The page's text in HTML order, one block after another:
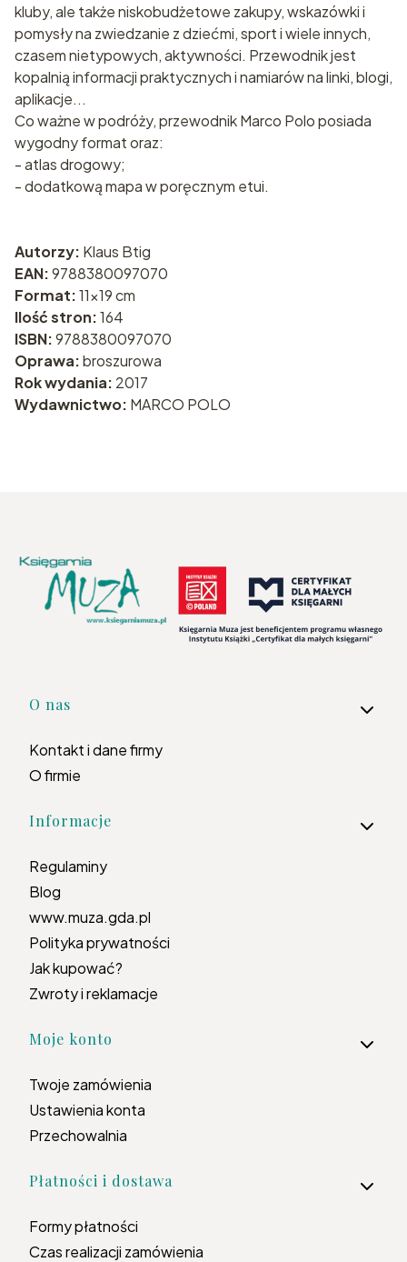
kluby, ale także niskobudżetowe zakupy, wskazówki i
pomysły na zwiedzanie z dziećmi, sport i wiele innych,
czasem nietypowych, aktywności. Przewodnik jest
kopalnią informacji praktycznych i namiarów na linki, blogi,
aplikacje...
Co ważne w podróży, przewodnik Marco Polo posiada
wygodny format oraz:
- atlas drogowy;
- dodatkową mapa w poręcznym etui.
Autorzy: Klaus Btig
EAN:9788380097070
Format:11x19 cm
Ilość stron:164
ISBN:9788380097070
Oprawa:broszurowa
Rok wydania: 2017
Wydawnictwo: MARCO POLO
Linki w stopce
O nas
Kontakt i dane firmy
O firmie
Informacje
Regulaminy
Blog
www.muza.gda.pl
Polityka prywatności
Jak kupować?
Zwroty i reklamacje
Moje konto
Twoje zamówienia
Ustawienia konta
Przechowalnia
Płatności i dostawa
Formy płatności
Czas realizacji zamówienia